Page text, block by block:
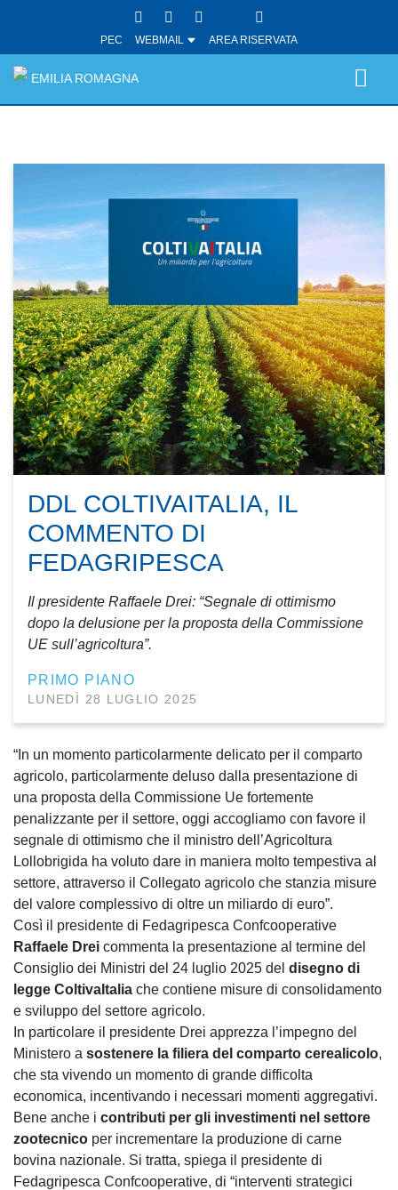
PEC WEBMAIL AREA RISERVATA
EMILIA ROMAGNA
DDL COLTIVAITALIA, IL
COMMENTO DI
FEDAGRIPESCA
Il presidente Raffaele Drei: “Segnale di ottimismo
dopo la delusione per la proposta della Commissione
UE sull’agricoltura”.
PRIMO PIANO
LUNEDÌ 28 LUGLIO 2025
“In un momento particolarmente delicato per il comparto
agricolo, particolarmente deluso dalla presentazione di
una proposta della Commissione Ue fortemente
penalizzante per il settore, oggi accogliamo con favore il
segnale di ottimismo che il ministro dell’Agricoltura
Lollobrigida ha voluto dare in maniera molto tempestiva al
settore, attraverso il Collegato agricolo che stanzia misure
del valore complessivo di oltre un miliardo di euro”.
Così il presidente di Fedagripesca Confcooperative
Raffaele Drei commenta la presentazione al termine del
Consiglio dei Ministri del 24 luglio 2025 del disegno di
legge ColtivaItalia che contiene misure di consolidamento
e sviluppo del settore agricolo.
In particolare il presidente Drei apprezza l’impegno del
Ministero a sostenere la filiera del comparto cerealicolo,
che sta vivendo un momento di grande difficolta
economica, incentivando i necessari momenti aggregativi.
Bene anche i contributi per gli investimenti nel settore
zootecnico per incrementare la produzione di carne
bovina nazionale. Si tratta, spiega il presidente di
Fedagripesca Confcooperative, di “interventi strategici